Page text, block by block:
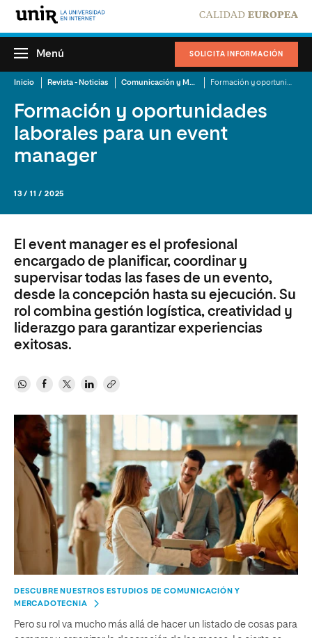
SOLICITA INFORMACIÓN
Menú
Inicio Revista - Noticias Comunicación y Mercadotecnia
Formación y oportunidades
laborales para un event
manager
13 / 11 / 2025
El event manager es el profesional
encargado de planificar, coordinar y
supervisar todas las fases de un evento,
desde la concepción hasta su ejecución. Su
rol combina gestión logística, creatividad y
liderazgo para garantizar experiencias
exitosas.
DESCUBRE NUESTROS ESTUDIOS DE COMUNICACIÓN Y
MERCADOTECNIA
Pero su rol va mucho más allá de hacer un listado de cosas para